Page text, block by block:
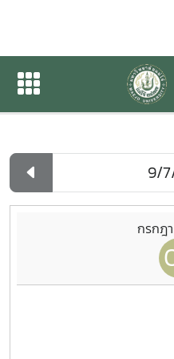
ปฏิทินกิจกรรม
ปฏิทินกิจกรรมของหน่วยงาน
กรกฎ